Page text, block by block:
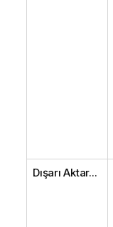
Dışarı Aktar...